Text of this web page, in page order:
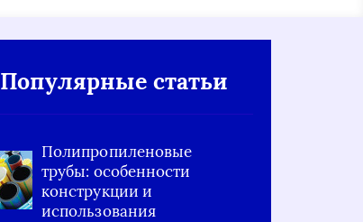
Популярные статьи
Полипропиленовые
трубы: особенности
конструкции и
использования